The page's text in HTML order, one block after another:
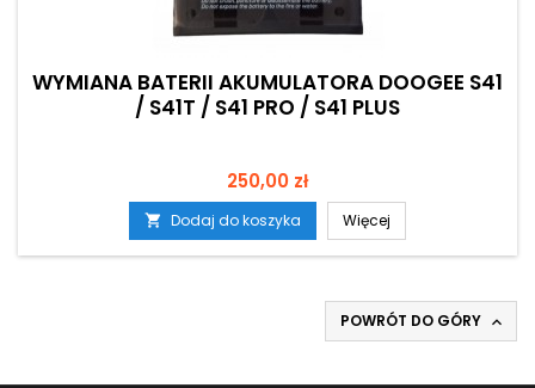
WYMIANA BATERII AKUMULATORA DOOGEE S41
/ S41T / S41 PRO / S41 PLUS
Cena
250,00 zł
 Dodaj do koszyka Więcej
POWRÓT DO GÓRY 